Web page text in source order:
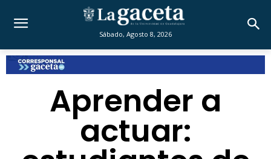
Sábado, Agosto 8, 2026
Aprender a
actuar: